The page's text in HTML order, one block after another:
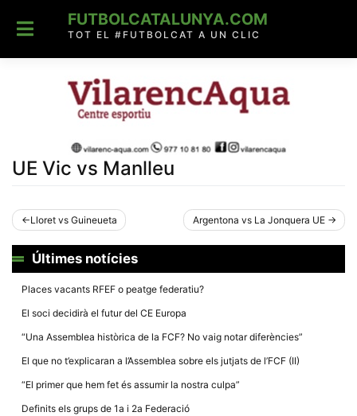
content
FUTBOLCATALUNYA.COM
TOT EL #FUTBOLCAT A UN CLIC
UE Vic vs Manlleu
Navegació
d'entrades
Lloret vs Guineueta Argentona vs La Jonquera UE
Últimes notícies
Places vacants RFEF o peatge federatiu?
El soci decidirà el futur del CE Europa
“Una Assemblea històrica de la FCF? No vaig notar diferències”
El que no t’explicaran a l’Assemblea sobre els jutjats de l’FCF (II)
“El primer que hem fet és assumir la nostra culpa”
Definits els grups de 1a i 2a Federació